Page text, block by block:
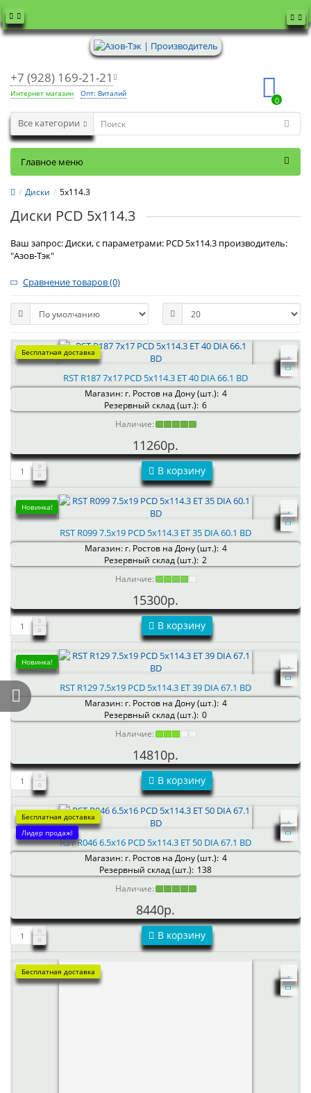
+7 (928) 169-21-21
Интернет магазин Опт: Виталий
0
Все категории
Главное меню
Диски 5x114.3
Диски PCD 5x114.3
Ваш запрос: Диски, с параметрами: PCD 5x114.3 производитель:
"Азов-Тэк"
Сравнение товаров (0)
Бесплатная доставка
RST R187 7x17 PCD 5x114.3 ET 40 DIA 66.1 BD
Магазин: г. Ростов на Дону (шт.): 4
Резервный склад (шт.): 6
Наличие:
11260р.
В корзину
Новинка!
RST R099 7.5x19 PCD 5x114.3 ET 35 DIA 60.1 BD
Магазин: г. Ростов на Дону (шт.): 4
Резервный склад (шт.): 2
Наличие:
15300р.
В корзину
Новинка!
RST R129 7.5x19 PCD 5x114.3 ET 39 DIA 67.1 BD
Магазин: г. Ростов на Дону (шт.): 4
Резервный склад (шт.): 0
Наличие:
14810р.
В корзину
Бесплатная доставка
Лидер продаж!
RST R046 6.5x16 PCD 5x114.3 ET 50 DIA 67.1 BD
Магазин: г. Ростов на Дону (шт.): 4
Резервный склад (шт.): 138
Наличие:
8440р.
В корзину
Бесплатная доставка